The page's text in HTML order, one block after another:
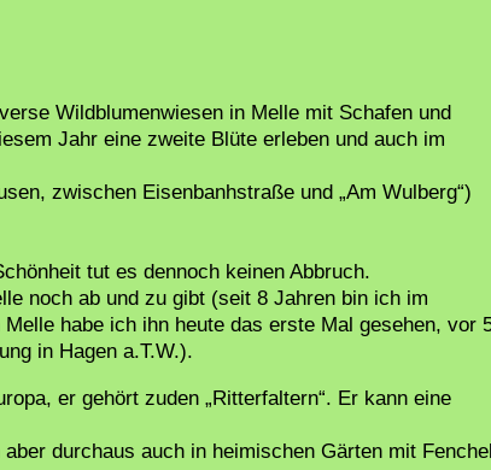
Wildblumenwiesen in Melle mit Schafen und
Jahr eine zweite Blüte erleben und auch im
zwischen Eisenbanhstraße und „Am Wulberg“)
tut es dennoch keinen Abbruch.
noch ab und zu gibt (seit 8 Jahren bin ich im
habe ich ihn heute das erste Mal gesehen, vor
in Hagen a.T.W.).
er gehört zuden „Ritterfaltern“. Er kann eine
durchaus auch in heimischen Gärten mit